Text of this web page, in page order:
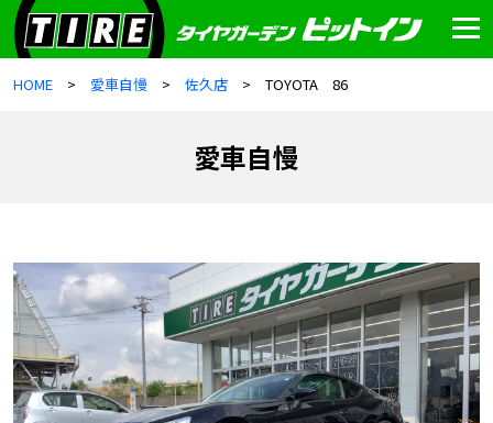
HOME 愛車自慢 佐久店 TOYOTA 86
愛車自慢